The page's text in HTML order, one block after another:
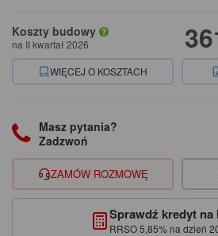
Koszty budowy
na II kwartał 2026
WIĘCEJ O KOSZTACH
Masz pytania?
Zadzwoń
ZAMÓW ROZMOWĘ
Sprawdź kredyt na
RRSO 5,85% na dzień